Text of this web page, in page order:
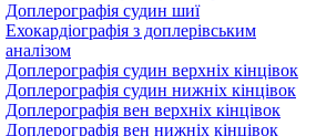
Доплерографія судин шиї
Ехокардіографія з доплерівським
аналізом
Доплерографія судин верхніх кінцівок
Доплерографія судин нижніх кінцівок
Доплерографія вен верхніх кінцівок
Доплерографія вен нижніх кінцівок